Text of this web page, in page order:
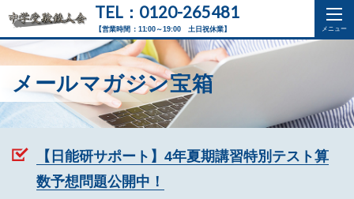
【営業時間：11:00～19:00 土日祝休業】
TEL：0120-265481
メールマガジン宝箱
【日能研サポート】4年夏期講習特別テスト算
数予想問題公開中！